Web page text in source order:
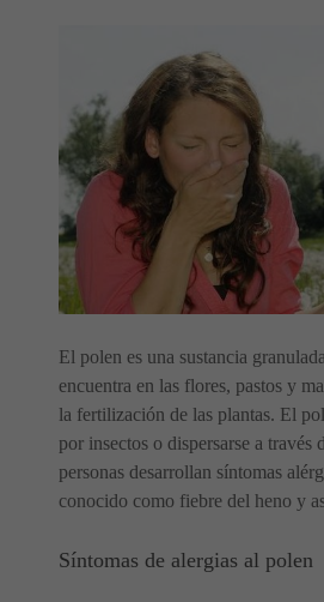
El polen es una sustancia
encuentra en las flores, pastos y
la fertilización de las plantas. El
por insectos o dispersarse a
personas desarrollan síntomas
conocido como fiebre del heno y
Síntomas de alergias al polen